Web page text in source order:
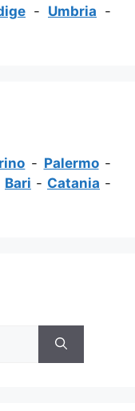
- Umbria -
- Palermo-
Bari - Catania -